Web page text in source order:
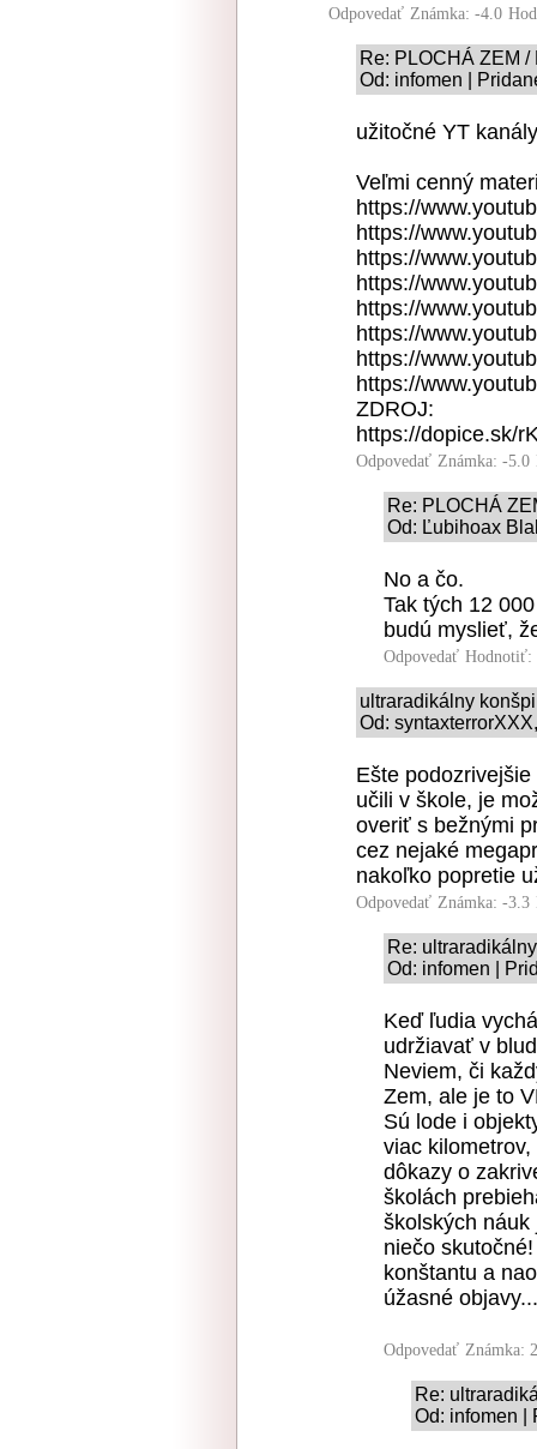
Odpovedať Známka: -4.0
Re: PLOCHÁ ZEM
Od: infomen |
užitočné YT
Veľmi cenný
https://
https://
https://
https://
https://
https://
https://
https://
ZDROJ:
https://dopice.sk/
Odpovedať Známka: -5.0
Re: PLOCHÁ
Od: Ľubihoax
No a čo.
Tak tých 12
budú myslieť,
Odpovedať Hodnotiť:
ultraradikálny
Od:
Ešte
učili v škole, je
overiť s bežnými
cez nejaké
nakoľko popretie
Odpovedať Známka: -3.3
Re:
Od: infomen |
Keď ľudia
udržiavať v
Neviem, či
Zem, ale je to
Sú lode i
viac
dôkazy o
školách
školských
niečo
konštantu a
úžasné
Odpovedať Známka:
Re:
Od: infomen |